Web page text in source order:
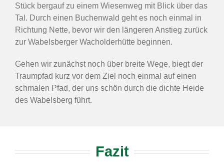
Stück bergauf zu einem Wiesenweg mit Blick über das
Tal. Durch einen Buchenwald geht es noch einmal in
Richtung Nette, bevor wir den längeren Anstieg zurück
zur Wabelsberger Wacholderhütte beginnen.
Gehen wir zunächst noch über breite Wege, biegt der
Traumpfad kurz vor dem Ziel noch einmal auf einen
schmalen Pfad, der uns schön durch die dichte Heide
des Wabelsberg führt.
Fazit